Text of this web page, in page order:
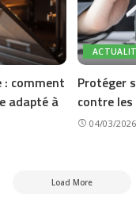
: comment
adapté à
Protéger
contre
04/03/2026
Load More